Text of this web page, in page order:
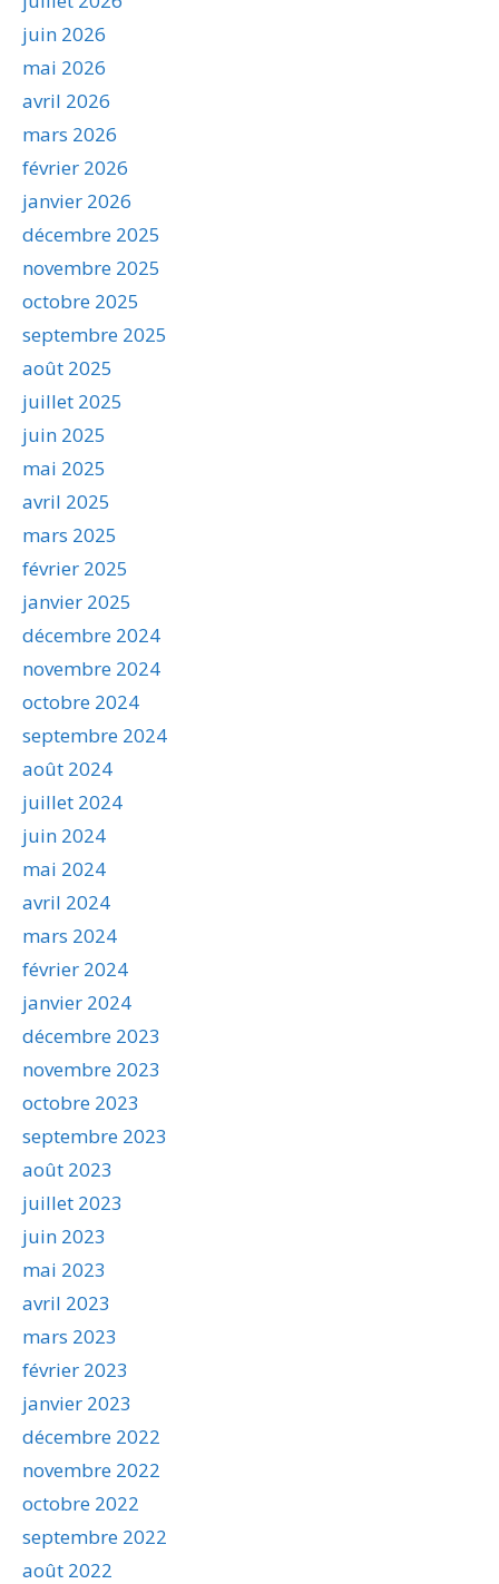
juin 2026
mai 2026
avril 2026
mars 2026
février 2026
janvier 2026
décembre 2025
novembre 2025
octobre 2025
septembre 2025
août 2025
juillet 2025
juin 2025
mai 2025
avril 2025
mars 2025
février 2025
janvier 2025
décembre 2024
novembre 2024
octobre 2024
septembre 2024
août 2024
juillet 2024
juin 2024
mai 2024
avril 2024
mars 2024
février 2024
janvier 2024
décembre 2023
novembre 2023
octobre 2023
septembre 2023
août 2023
juillet 2023
juin 2023
mai 2023
avril 2023
mars 2023
février 2023
janvier 2023
décembre 2022
novembre 2022
octobre 2022
septembre 2022
août 2022